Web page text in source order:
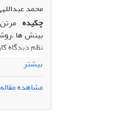
محمد
چکیده
بینش ها
نظم دیدگاه
تجربی در
شناسی علم و
مدیدریت در حوزه جامعه
بیشتر
مشاهده مقاله